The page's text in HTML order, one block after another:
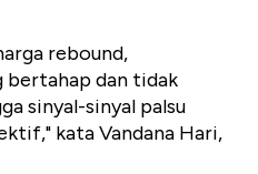
rebound,
bertahap dan tidak
sinyal-sinyal palsu
kata Vandana Hari,